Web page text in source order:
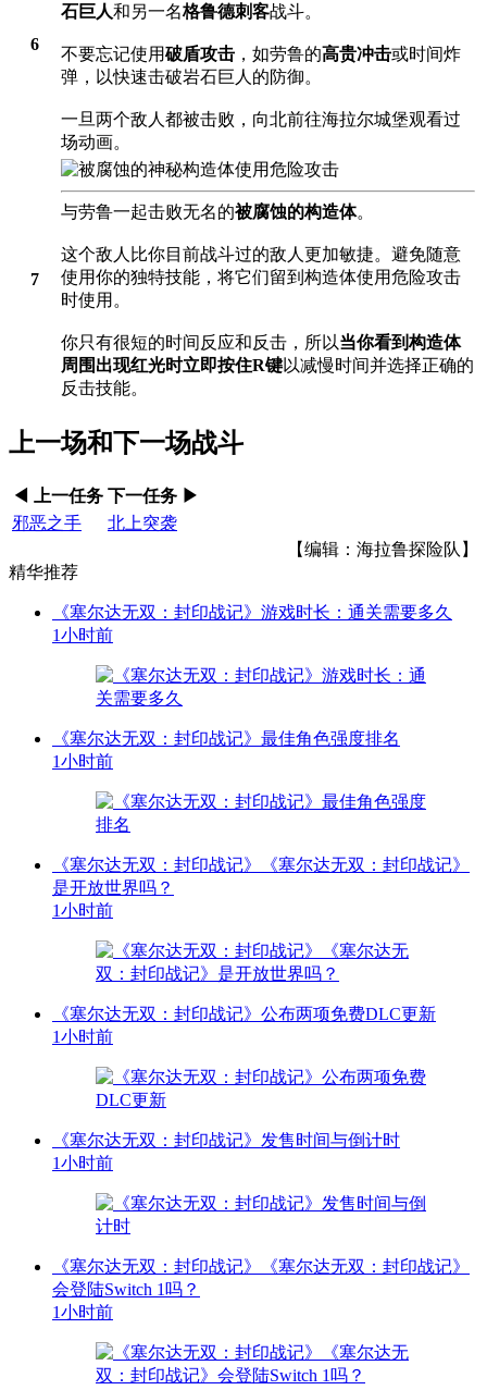
6
石巨人和另一名格鲁德刺客战斗。
不要忘记使用破盾攻击 ，如劳鲁的高贵冲击或时间炸
弹，以快速击破岩石巨人的防御。
一旦两个敌人都被击败，向北前往海拉尔城堡观看过
场动画。
7
与劳鲁一起击败无名的被腐蚀的构造体。
这个敌人比你目前战斗过的敌人更加敏捷。避免随意
使用你的独特技能，将它们留到构造体使用危险攻击
时使用。
你只有很短的时间反应和反击，所以当你看到构造体
周围出现红光时立即按住R键以减慢时间并选择正确的
反击技能。
上一场和下一场战斗
◀ 上一任务 下一任务 ▶
邪恶之手
北上突袭
【编辑：海拉鲁探险队】
精华推荐
《塞尔达无双：封印战记》游戏时长：通关需要多久
1小时前
《塞尔达无双：封印战记》最佳角色强度排名
1小时前
《塞尔达无双：封印战记》《塞尔达无双：封印战记》
是开放世界吗？
1小时前
《塞尔达无双：封印战记》公布两项免费DLC更新
1小时前
《塞尔达无双：封印战记》发售时间与倒计时
1小时前
《塞尔达无双：封印战记》《塞尔达无双：封印战记》
会登陆Switch 1吗？
1小时前